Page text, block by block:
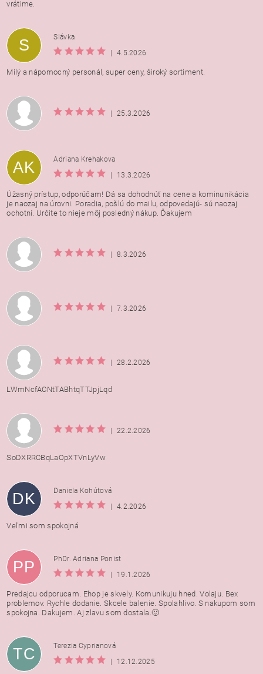
Vložením hodnotenie súhlasíte s
osobných údajov
vrátime.
S
Slávka
|
4.5.2026
Milý a nápomocný personál, super ceny, široký sortiment.
| 25.3.2026
AK
Adriana Krehakova
|
13.3.2026
Úžasný prístup, odporúčam! Dá sa dohodnúť na cene a kominunikácia
je naozaj na úrovni. Poradia, pošlú do mailu, odpovedajú- sú naozaj
ochotní. Určite to nieje môj posledný nákup. Ďakujem
| 8.3.2026
| 7.3.2026
| 28.2.2026
LWmNcfACNtTABhtqTTJpjLqd
| 22.2.2026
SoDXRRCBqLaOpXTVnLyVw
DK
Daniela Kohútová
|
4.2.2026
Veľmi som spokojná
PP
PhDr. Adriana Ponist
|
19.1.2026
Predajcu odporucam. Ehop je skvely. Komunikuju hned. Volaju. Bex
problemov. Rychle dodanie. Skcele balenie. Spolahlivo. S nakupom som
spokojna. Dakujem. Aj zlavu som dostala.🙂
TC
Terezia Cyprianová
|
12.12.2025